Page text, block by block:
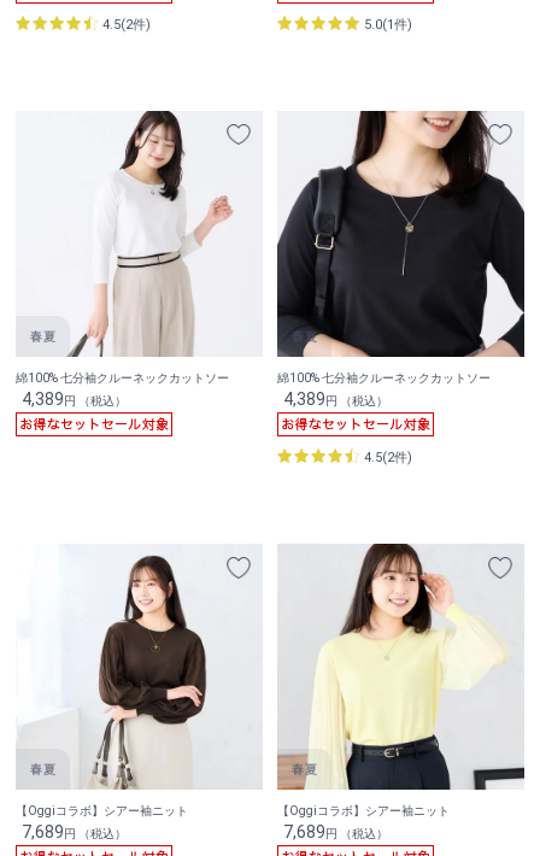
4.5(2件) 5.0(1件)
綿100% 七分袖クルーネックカットソー
4,389円 （税込）
綿100% 七分袖クルーネックカットソー
4,389円 （税込）
4.5(2件)
【Oggiコラボ】シアー袖ニット
7,689円 （税込）
【Oggiコラボ】シアー袖ニット
7,689円 （税込）